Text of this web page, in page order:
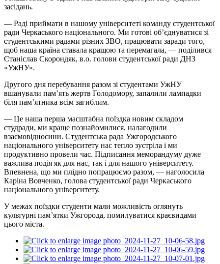
засідань.
— Раді приймати в нашому університеті команду студентської
ради Черкаського національного. Ми готові об’єднуватися зі
студентськими радами різних ЗВО, працювати заради того,
щоб наша країна ставала кращою та перемагала, — поділився
Станіслав Скорондяк, в.о. голови студентської ради ДНЗ
«УжНУ».
Другого дня перебування разом зі студентами УжНУ
вшанували пам’ять жертв Голодомору, запалили лампадки
біля пам’ятника всім загиблим.
— Це наша перша масштабна поїздка новим складом
студради, ми краще познайомилися, налагодили
взаємовідносини. Студентська рада Ужгородського
національного університету нас тепло зустріла і ми
продуктивно провели час. Підписання меморандуму дуже
важлива подія як для нас, так і для нашого університету.
Впевнена, що ми плідно попрацюємо разом, — наголосила
Каріна Вовченко, голова студентської ради Черкаського
національного університету.
У межах поїздки студенти мали можливість оглянуть
культурні пам’ятки Ужгорода, помилуватися краєвидами
цього міста.